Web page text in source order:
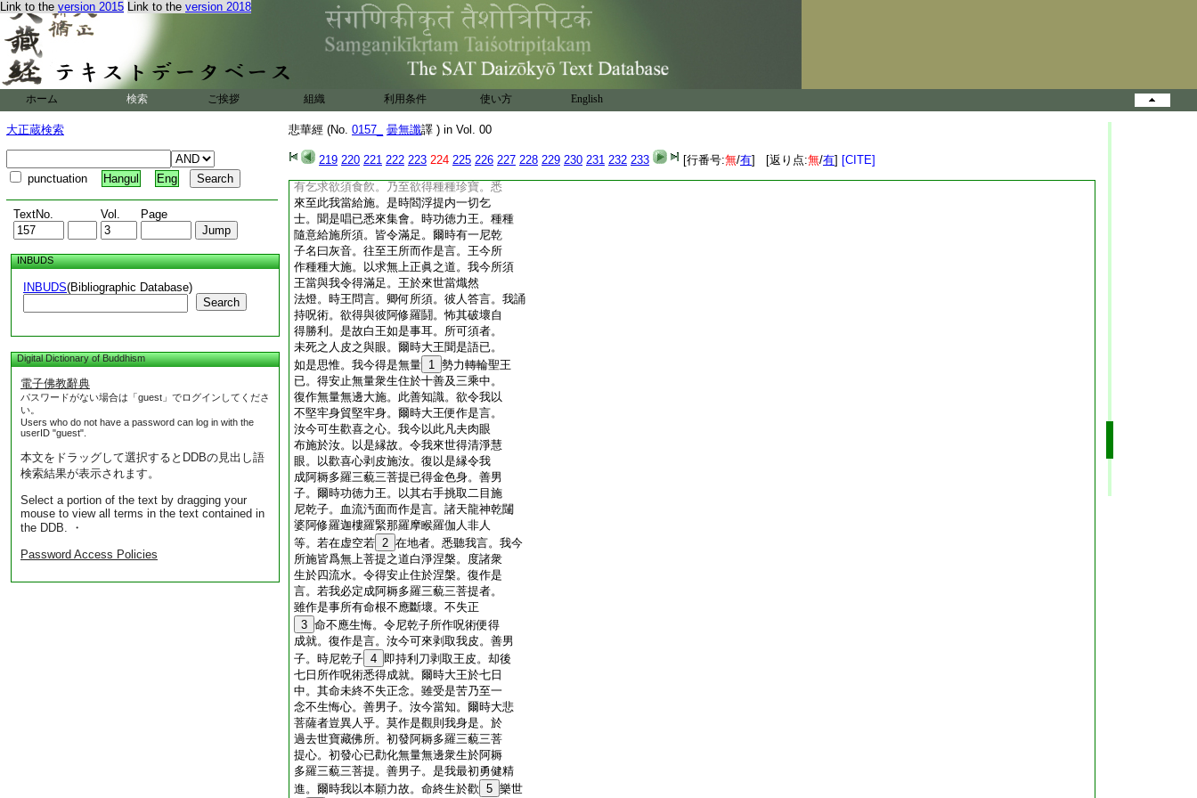
Link to the version 2015 Link to the version 2018
ホーム 検索 ご挨拶 組織 利用条件 使い方 English
大正蔵検索
punctuation Hangul Eng
TextNo. Vol. Page
INBUDS
INBUDS(Bibliographic Database)
Search
Digital Dictionary of Buddhism
電子佛教辭典
パスワードがない場合は「guest」でログインしてくださ
い。
Users who do not have a password can log in with the
userID "guest".
本文をドラッグして選択するとDDBの見出し語
検索結果が表示されます。
Select a portion of the text by dragging your
mouse to view all terms in the text contained in
the DDB. ・
Password Access Policies
悲華經 (No. 0157_ 曇無讖譯 ) in Vol. 00
219 220 221 222 223 224 225 226 227 228 229 230 231 232 233 [行番号:無/有] [返り点:無/有] [CITE]
所須之物。令其充足。時旃陀羅因其施故。
安止此王及其大臣。住
11
九善中。爾時人民
増益壽命滿五百歳。其王命終。諸大臣等以
旃陀羅紹繼王位。因爲作字號功徳力。善
男子。爾時功徳力王。不久王一國土。復以
力故王二國土。如是不久乃至得作轉輪
聖王王閻浮提。然後教化一切衆生。安止
令住不殺生戒。乃至正見亦復如是。隨諸
衆生心所志樂。勸化令住於三乘中。爾時
功徳力王。教化閻浮提内無量衆生於十善
有乞求欲須食飮。乃至欲得種種珍寶。悉
來至此我當給施。是時閻浮提内一切乞
士。聞是唱已悉來集會。時功徳力王。種種
隨意給施所須。皆令滿足。爾時有一尼乾
子名曰灰音。往至王所而作是言。王今所
作種種大施。以求無上正眞之道。我今所須
王當與我令得滿足。王於來世當熾然
法燈。時王問言。卿何所須。彼人答言。我誦
持呪術。欲得與彼阿修羅鬪。怖其破壞自
得勝利。是故白王如是事耳。所可須者。
未死之人皮之與眼。爾時大王聞是語已。
如是思惟。我今得是無量 1 勢力轉輪聖王
已。得安止無量衆生住於十善及三乘中。
復作無量無邊大施。此善知識。欲令我以
不堅牢身貿堅牢身。爾時大王便作是言。
汝今可生歡喜之心。我今以此凡夫肉眼
布施於汝。以是縁故。令我來世得清淨慧
眼。以歡喜心剥皮施汝。復以是縁令我
成阿耨多羅三藐三菩提已得金色身。善男
子。爾時功徳力王。以其右手挑取二目施
尼乾子。血流汚面而作是言。諸天龍神乾闥
婆阿修羅迦樓羅緊那羅摩睺羅伽人非人
等。若在虚空若 2 在地者。悉聽我言。我今
所施皆爲無上菩提之道白淨涅槃。度諸衆
生於四流水。令得安止住於涅槃。復作是
言。若我必定成阿耨多羅三藐三菩提者。
雖作是事所有命根不應斷壞。不失正
3 命不應生悔。令尼乾子所作呪術便得
成就。復作是言。汝今可來剥取我皮。善男
子。時尼乾子 4 即持利刀剥取王皮。却後
七日所作呪術悉得成就。爾時大王於七日
中。其命未終不失正念。雖受是苦乃至一
念不生悔心。善男子。汝今當知。爾時大悲
菩薩者豈異人乎。莫作是觀則我身是。於
過去世寶藏佛所。初發阿耨多羅三藐三菩
提心。初發心已勸化無量無邊衆生於阿耨
多羅三藐三菩提。善男子。是我最初勇健精
進。爾時我以本願力故。命終生於歡 5 樂世